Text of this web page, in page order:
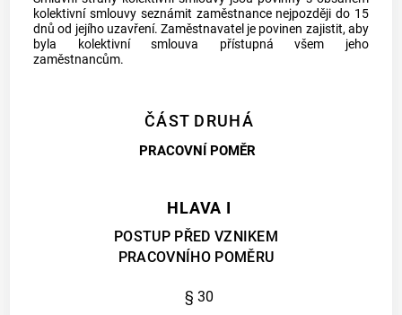
kolektivní smlouvy seznámit zaměstnance nejpozději do 15
dnů od jejího uzavření. Zaměstnavatel je povinen zajistit, aby
byla kolektivní smlouva přístupná všem jeho
zaměstnancům.
ČÁST DRUHÁ
PRACOVNÍ POMĚR
HLAVA I
POSTUP PŘED VZNIKEM
PRACOVNÍHO POMĚRU
§ 30